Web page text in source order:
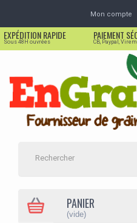
Mon compte
EXPÉDITION RAPIDE
Sous 48H ouvrées
PAIEMENT
CB, Paypal,
PANIER
(vide)